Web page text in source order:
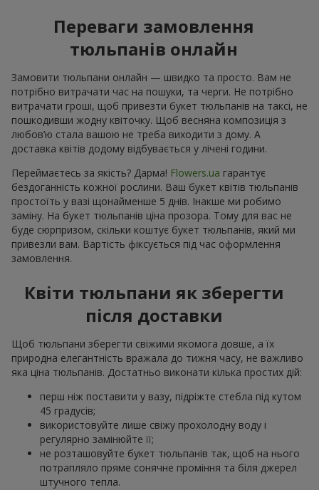
Переваги замовлення
тюльпанів онлайн
Замовити тюльпани онлайн — швидко та просто. Вам не
потрібно витрачати час на пошуки, та черги. Не потрібно
витрачати гроші, щоб привезти букет тюльпанів на таксі, не
пошкодивши жодну квіточку. Щоб весняна композиція з
любов’ю стала вашою не треба виходити з дому. А
доставка квітів додому відбувається у лічені години.
Переймаєтесь за якість? Дарма! Flowers.ua гарантує
бездоганність кожної рослини. Ваш букет квітів тюльпанів
простоїть у вазі щонайменше 5 днів. Інакше ми робимо
заміну. На букет тюльпанів ціна прозора. Тому для вас не
буде сюрпризом, скільки коштує букет тюльпанів, який ми
привезли вам. Вартість фіксується під час оформлення
замовлення.
Квіти тюльпани як зберегти
після доставки
Щоб тюльпани зберегти свіжими якомога довше, а їх
природна елегантність вражала до тижня часу, не важливо
яка ціна тюльпанів. Достатньо виконати кілька простих дій:
перш ніж поставити у вазу, підріжте стебла під кутом
45 градусів;
використовуйте лише свіжу прохолодну воду і
регулярно замінюйте її;
не розташовуйте букет тюльпанів так, щоб на нього
потрапляло пряме сонячне проміння та біля джерел
штучного тепла.